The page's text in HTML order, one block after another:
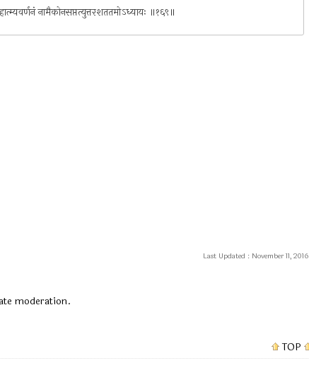
नामैकोनसप्तत्युत्तरशततमोऽध्यायः ॥१६९॥
Last Updated : November 11, 2016
moderation.
TOP